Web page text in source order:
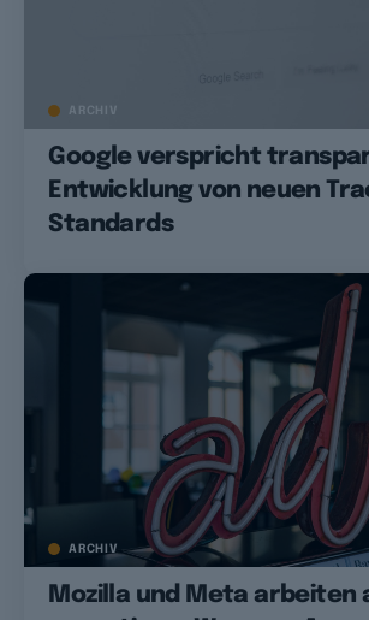
ARCHIV
Google verspricht
Entwicklung von neuen
Standards
ARCHIV
Mozilla und Meta arbeiten